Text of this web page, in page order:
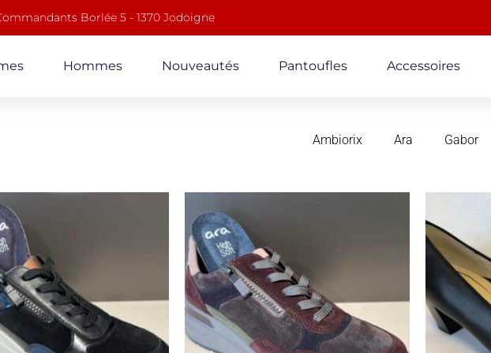
Borlée 5 - 1370 Jodoigne
Hommes Nouveautés Pantoufles Accessoires
Ambiorix Ara Gabor